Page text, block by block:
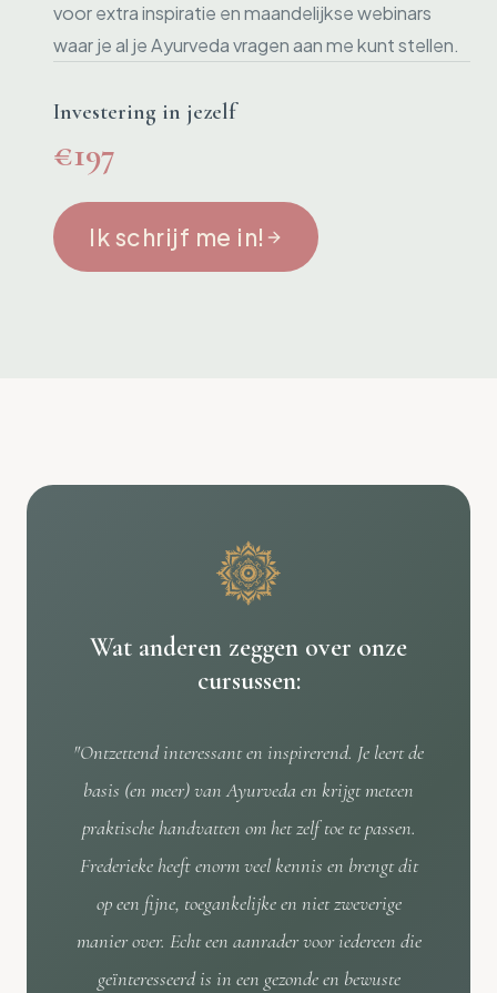
voor extra inspiratie en maandelijkse webinars
waar je al je Ayurveda vragen aan me kunt stellen.
Investering in jezelf
€197
Ik schrijf me in!
Wat anderen zeggen over onze
cursussen:
"Ontzettend interessant en inspirerend. Je leert de
basis (en meer) van Ayurveda en krijgt meteen
praktische handvatten om het zelf toe te passen.
Frederieke heeft enorm veel kennis en brengt dit
op een fijne, toegankelijke en niet zweverige
manier over. Echt een aanrader voor iedereen die
geïnteresseerd is in een gezonde en bewuste